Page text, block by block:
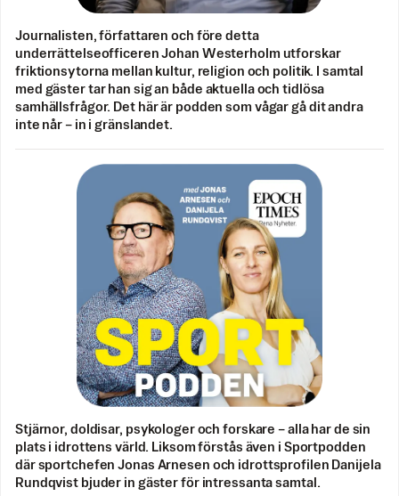
Journalisten, författaren och före detta
underrättelseofficeren Johan Westerholm utforskar
friktionsytorna mellan kultur, religion och politik. I samtal
med gäster tar han sig an både aktuella och tidlösa
samhällsfrågor. Det här är podden som vågar gå dit andra
inte når – in i gränslandet.
Stjärnor, doldisar, psykologer och forskare – alla har de sin
plats i idrottens värld. Liksom förstås även i Sportpodden
där sportchefen Jonas Arnesen och idrottsprofilen Danijela
Rundqvist bjuder in gäster för intressanta samtal.